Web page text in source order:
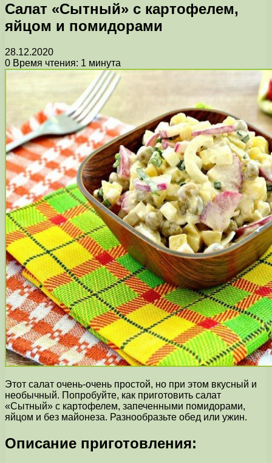
Салат «Сытный» с картофелем,
яйцом и помидорами
28.12.2020
0 Время чтения: 1 минута
Этот салат очень-очень простой, но при этом вкусный и
необычный. Попробуйте, как приготовить салат
«Сытный» с картофелем, запеченными помидорами,
яйцом и без майонеза. Разнообразьте обед или ужин.
Описание приготовления: